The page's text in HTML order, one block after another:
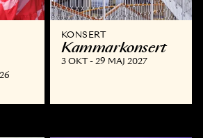
KONSERT
Kammar­konsert
3 OKT - 29 MAJ 2027